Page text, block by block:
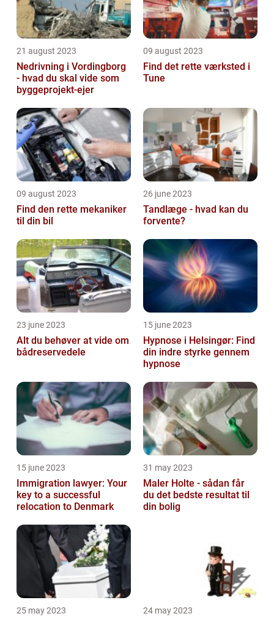
21 august 2023
Nedrivning i Vordingborg
- hvad du skal vide som
byggeprojekt-ejer
09 august 2023
Find det rette værksted i
Tune
09 august 2023
Find den rette mekaniker
til din bil
26 june 2023
Tandlæge - hvad kan du
forvente?
23 june 2023
Alt du behøver at vide om
bådreservedele
15 june 2023
Hypnose i Helsingør: Find
din indre styrke gennem
hypnose
15 june 2023
Immigration lawyer: Your
key to a successful
relocation to Denmark
31 may 2023
Maler Holte - sådan får
du det bedste resultat til
din bolig
25 may 2023 24 may 2023